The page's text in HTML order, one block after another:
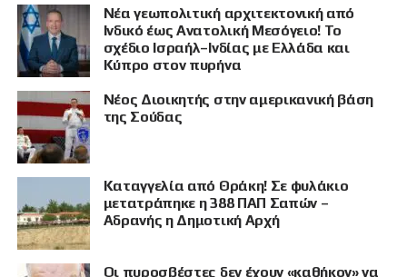
Νέα γεωπολιτική αρχιτεκτονική από
Ινδικό έως Ανατολική Μεσόγειο! Το
σχέδιο Ισραήλ–Ινδίας με Ελλάδα και
Κύπρο στον πυρήνα
Νέος Διοικητής στην αμερικανική βάση
της Σούδας
Καταγγελία από Θράκη! Σε φυλάκιο
μετατράπηκε η 388 ΠΑΠ Σαπών –
Αδρανής η Δημοτική Αρχή
Οι πυροσβέστες δεν έχουν «καθήκον» να